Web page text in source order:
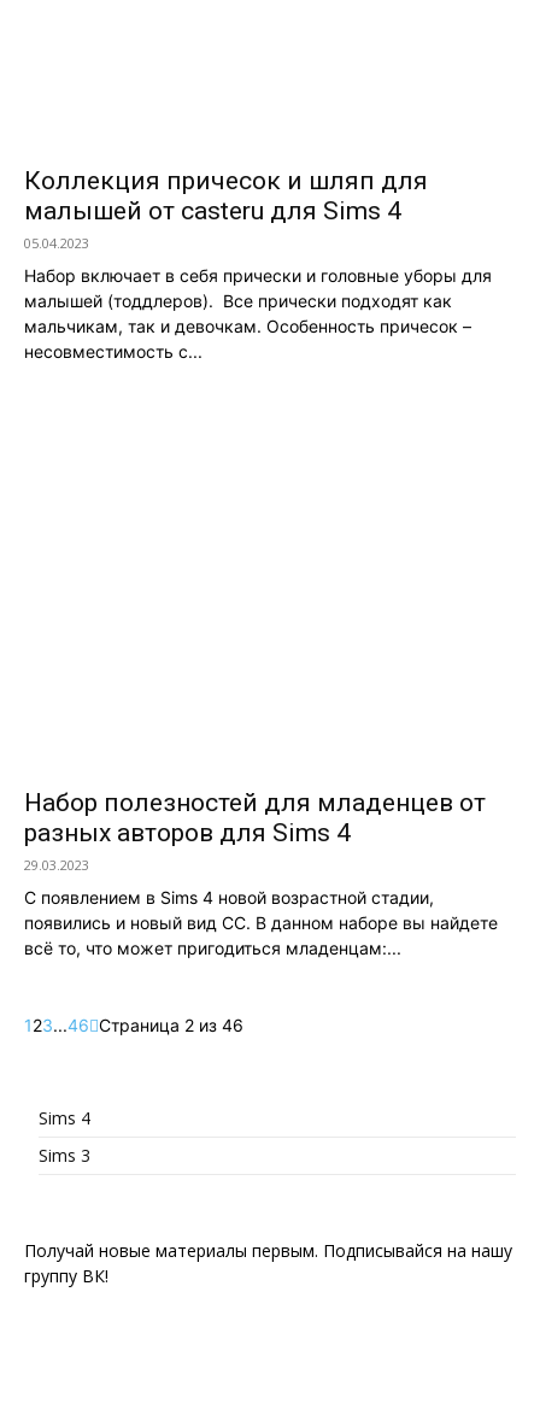
Коллекция причесок и шляп для
малышей от casteru для Sims 4
05.04.2023
Набор включает в себя прически и головные уборы для
малышей (тоддлеров). Все прически подходят как
мальчикам, так и девочкам. Особенность причесок –
несовместимость с...
Набор полезностей для младенцев от
разных авторов для Sims 4
29.03.2023
С появлением в Sims 4 новой возрастной стадии,
появились и новый вид СС. В данном наборе вы найдете
всё то, что может пригодиться младенцам:...
123...46 Страница 2 из 46
Sims 4
Sims 3
Получай новые материалы первым. Подписывайся на нашу
группу ВК!